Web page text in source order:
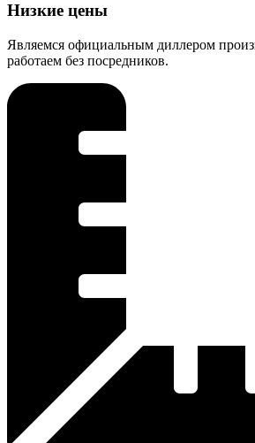
Низкие цены
Являемся официальным диллером
работаем без посредников.